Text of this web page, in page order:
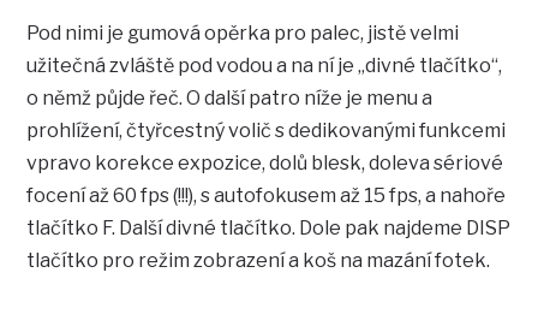
Pod nimi je gumová opěrka pro palec, jistě velmi
užitečná zvláště pod vodou a na ní je „divné tlačítko“,
o němž půjde řeč. O další patro níže je menu a
prohlížení, čtyřcestný volič s dedikovanými funkcemi
vpravo korekce expozice, dolů blesk, doleva sériové
focení až 60 fps (!!!), s autofokusem až 15 fps, a nahoře
tlačítko F. Další divné tlačítko. Dole pak najdeme DISP
tlačítko pro režim zobrazení a koš na mazání fotek.